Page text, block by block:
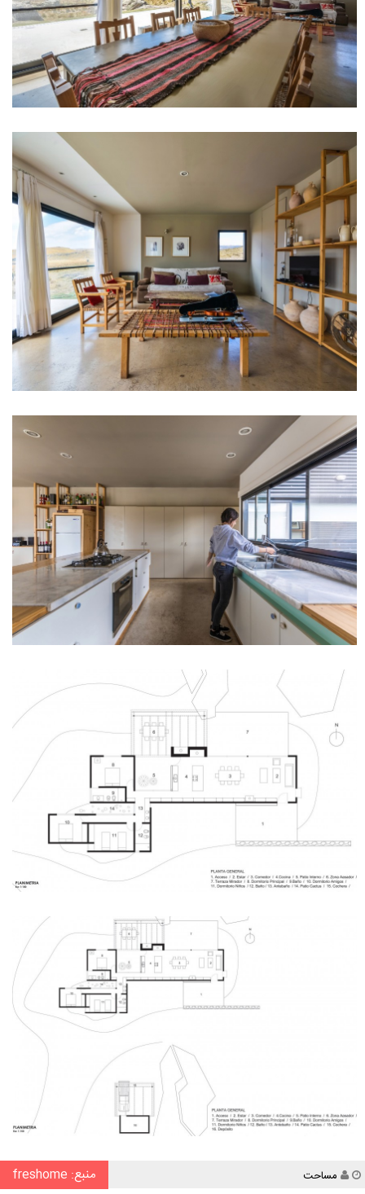
نویسنده
مساحت منبع: freshome